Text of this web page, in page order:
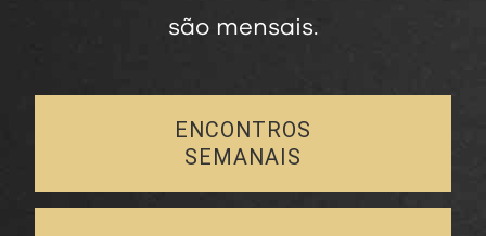
são mensais.
ENCONTROS
SEMANAIS